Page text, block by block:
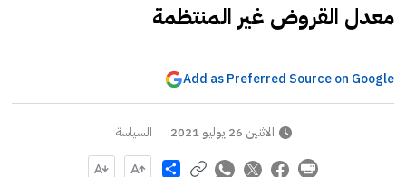
معدل القروض غير المنتظمة
Add as Preferred Source on Google
الاثنين 26 يوليو 2021 السياسة
Share